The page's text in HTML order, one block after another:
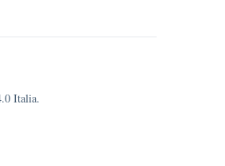
Italia.